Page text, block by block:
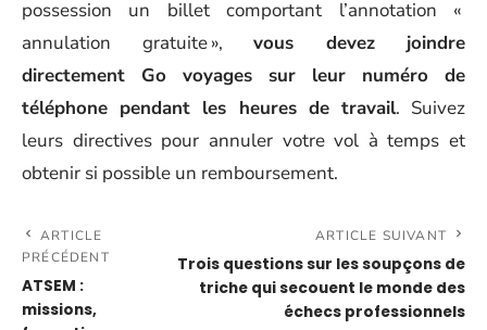
possession un billet comportant l’annotation «
annulation gratuite », vous devez joindre
directement Go voyages sur leur numéro de
téléphone pendant les heures de travail. Suivez
leurs directives pour annuler votre vol à temps et
obtenir si possible un remboursement.
ARTICLE
PRÉCÉDENT
ATSEM :
missions,
ARTICLE SUIVANT
Trois questions sur les soupçons de
triche qui secouent le monde des
échecs professionnels